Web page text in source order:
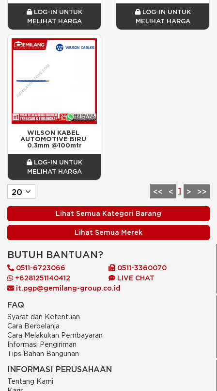
LOG-IN UNTUK
MELIHAT HARGA
LOG-IN UNTUK
MELIHAT HARGA
WILSON KABEL
AUTOMOTIVE BIRU
0.3mm @100mtr
LOG-IN UNTUK
MELIHAT HARGA
<< < 1 > >>
Lihat Semua Kategori Barang
Lihat Semua Merek
BUTUH BANTUAN?
0511-6723066
0511-3360070
+6281251140412
LIVE CHAT
it.pgp@gemilang-group.co.id
FAQ
Syarat dan Ketentuan
Cara Berbelanja
Cara Melakukan Pembayaran
Informasi Pengiriman
Tips Bahan Bangunan
INFORMASI PERUSAHAAN
Tentang Kami